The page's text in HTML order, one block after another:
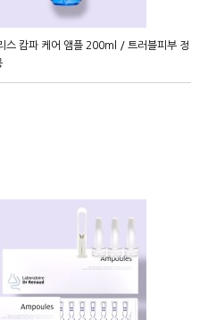
스 캄파 케어 앰플 200ml / 트러블피부 정